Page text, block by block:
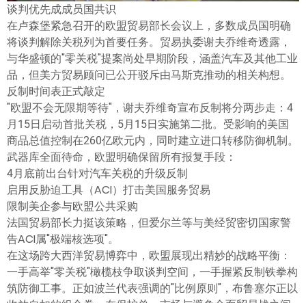
谈判优先成成员国共识
在卢森堡紧急召开的欧盟贸易部长会议上，多数成员国明确
将谈判解除关税列为首要任务。贸易执委谢夫乔维奇透露，
与华盛顿的"零关税"提案尚处早期阶段，涵盖汽车及其他工业
品，但美方贸易顾问已公开驳斥由马斯克推动的相关构想。
反制时间表正式敲定
"欧盟不会无限期等待"，谢夫乔维奇宣布反制将分两步走：4
月15日启动首批关税，5月15日实施第二批。受影响的美国
商品总值控制在260亿欧元内，同时建立进口转移防御机制。
武器库全面待命，欧盟明确保留所有报复手段：
4月底前出台针对汽车关税的升级反制
启用反胁迫工具（ACI）打击美国服务贸易
限制美企参与欧盟公共采购
法国贸易部长力挺该策略，但爱尔兰等与美经贸密切国家警
告ACI属"极端核选项"。
在这场跨大西洋贸易博弈中，欧盟展现出精妙的战略平衡：
一手高举"零关税"橄榄枝争取谈判空间，一手握紧反制铁拳构
筑防御工事。正如波兰代表强调的"比例原则"，布鲁塞尔正以